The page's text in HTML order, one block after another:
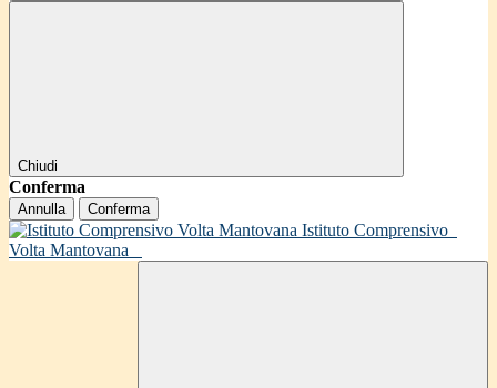
Chiudi
Conferma
Annulla Conferma
Istituto Comprensivo
Volta Mantovana